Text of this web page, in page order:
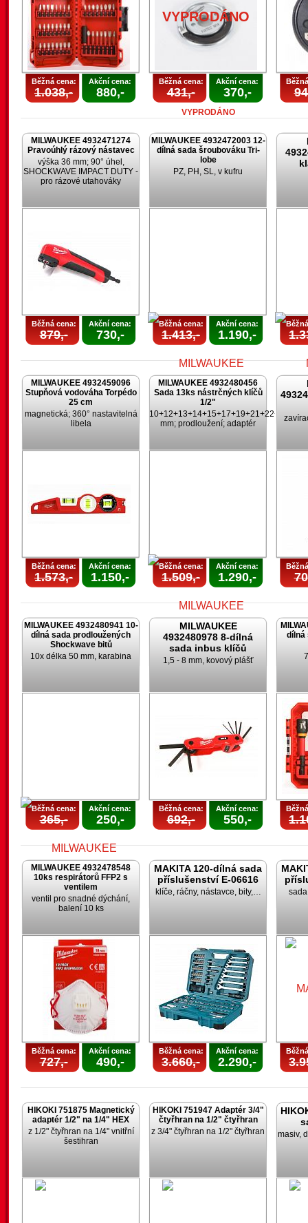
Běžná cena:
1.038,-
Akční cena:
880,-
VYPRODÁNO
Běžná cena:
431,-
Akční cena:
370,-
VYPRODÁNO
MILWAUKEE 4932471274
Pravoúhlý rázový nástavec
výška 36 mm; 90° úhel,
SHOCKWAVE IMPACT DUTY -
pro rázové utahováky
Běžná cena:
879,-
Akční cena:
730,-
MILWAUKEE 4932472003 12-
dílná sada šroubováku Tri-
lobe
PZ, PH, SL, v kufru
Běžná cena:
1.413,-
Akční cena:
1.190,-
MILWAUKEE 4932459096
Stupňová vodováha Torpédo
25 cm
magnetická; 360° nastavitelná
libela
Běžná cena:
1.573,-
Akční cena:
1.150,-
MILWAUKEE 4932480456
Sada 13ks nástrčných klíčů
1/2"
10+12+13+14+15+17+19+21+22+24
mm; prodloužení; adaptér
Běžná cena:
1.509,-
Akční cena:
1.290,-
MILWAUKEE 4932480941 10-
dílná sada prodloužených
Shockwave bitů
10x délka 50 mm, karabina
Běžná cena:
365,-
Akční cena:
250,-
MILWAUKEE
4932480978 8-dílná
sada inbus klíčů
1,5 - 8 mm, kovový plášť
Běžná cena:
692,-
Akční cena:
550,-
dílná
MILWAUKEE 4932478548
10ks respirátorů FFP2 s
ventilem
ventil pro snadné dýchání,
balení 10 ks
Běžná cena:
727,-
Akční cena:
490,-
MAKITA 120-dílná sada
příslušenství E-06616
klíče, ráčny, nástavce, bity,…
Běžná cena:
3.660,-
Akční cena:
2.290,-
HIKOKI 751875 Magnetický
adaptér 1/2" na 1/4" HEX
z 1/2" čtyřhran na 1/4" vnitřní
šestihran
HIKOKI 751947 Adaptér 3/4"
čtyřhran na 1/2" čtyřhran
z 3/4" čtyřhran na 1/2" čtyřhran
masiv,